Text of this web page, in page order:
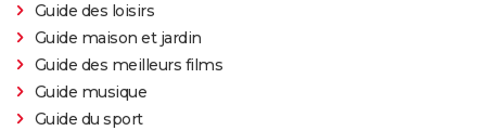
Guide des loisirs
Guide maison et jardin
Guide des meilleurs films
Guide musique
Guide du sport